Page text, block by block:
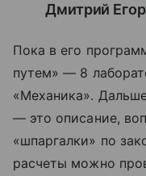
Дмитрий
Пока в его
путем» — 8
«Механика».
— это описание,
«шпаргалки» по
расчеты можно